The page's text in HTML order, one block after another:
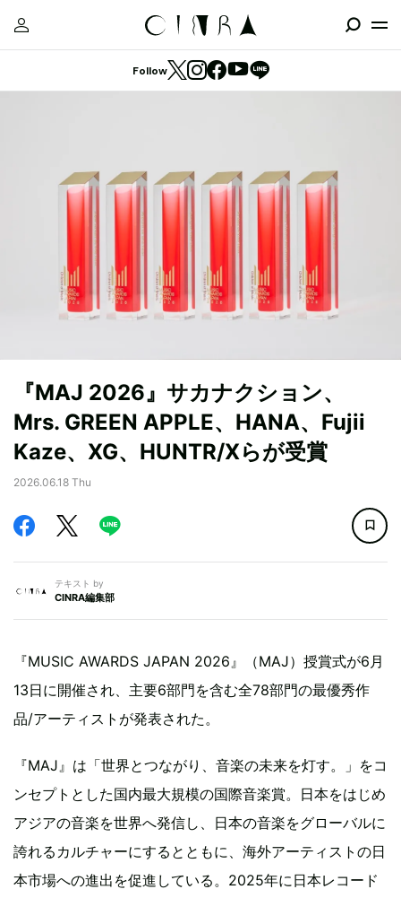
Follow
『MAJ 2026』サカナクション、
Mrs. GREEN APPLE、HANA、Fujii
Kaze、XG、HUNTR/Xらが受賞
2026.06.18 Thu
テキスト by
CINRA編集部
『MUSIC AWARDS JAPAN 2026』（MAJ）授賞式が6月
13日に開催され、主要6部門を含む全78部門の最優秀作
品/アーティストが発表された。
『MAJ』は「世界とつながり、音楽の未来を灯す。」をコ
ンセプトとした国内最大規模の国際音楽賞。日本をはじめ
アジアの音楽を世界へ発信し、日本の音楽をグローバルに
誇れるカルチャーにするとともに、海外アーティストの日
本市場への進出を促進している。2025年に日本レコード